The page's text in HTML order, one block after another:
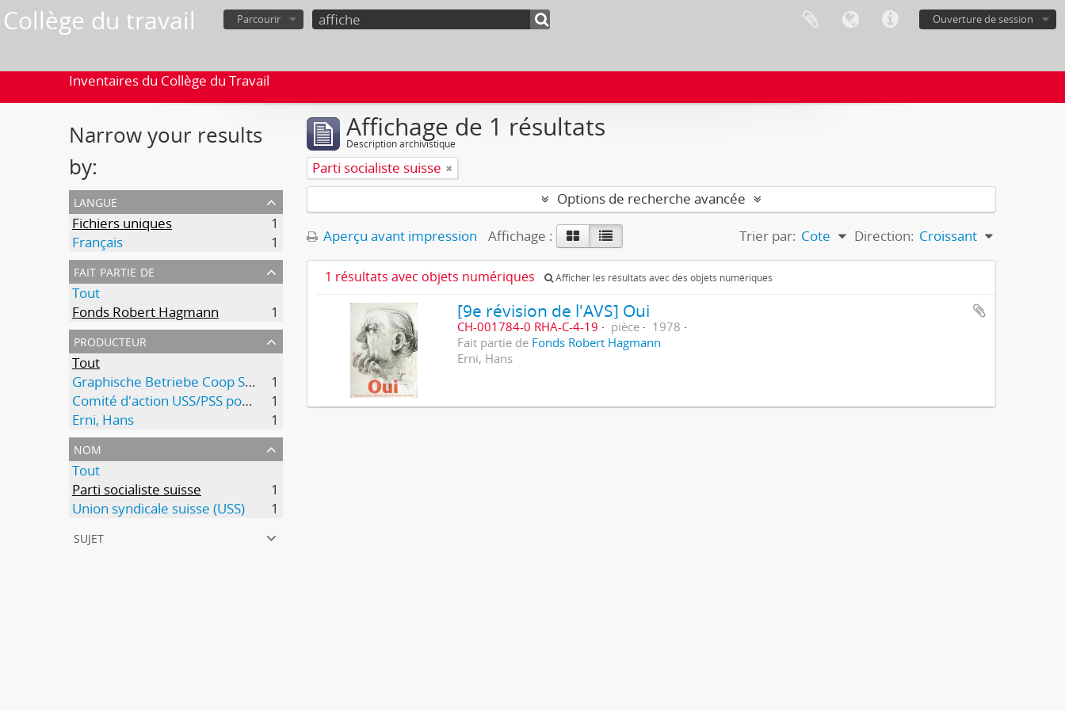
Collège du travail Ouverture de session
Parcourir
Inventaires du Collège du Travail
Narrow your results
by:
langue
Fichiers uniques
1
Français
1
fait partie de
Tout
Fonds Robert Hagmann
1
producteur
Tout
Graphische Betriebe Coop Schweiz, Basel
1
Comité d'action USS/PSS pour la 9e révision de l'AVS
1
Erni, Hans
1
nom
Tout
Parti socialiste suisse
1
Union syndicale suisse (USS)
1
sujet
Affichage de 1 résultats
Description archivistique
Parti socialiste suisse
Options de recherche avancée
Aperçu avant impression Affichage : Trier par: Cote Direction: Croissant
1 résultats avec objets numériques Afficher les résultats avec des objets numériques
[9e révision de l'AVS] Oui
CH-001784-0 RHA-C-4-19 pièce
1978
Fait partie de Fonds Robert Hagmann
Erni, Hans